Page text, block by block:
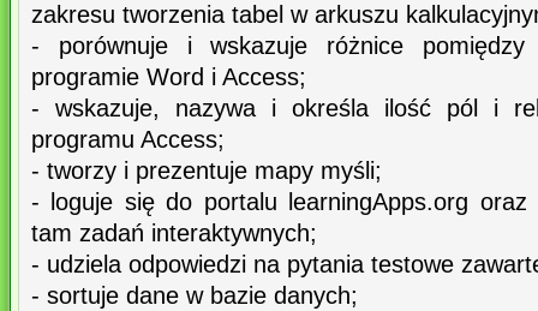
zakresu tworzenia tabel w arkuszu
- porównuje i wskazuje różnice pomiędzy
programie Word i Access;
- wskazuje, nazywa i określa ilość pól i
programu Access;
- tworzy i prezentuje mapy myśli;
- loguje się do portalu learningApps.org
tam zadań interaktywnych;
- udziela odpowiedzi na pytania testowe
- sortuje dane w bazie danych;